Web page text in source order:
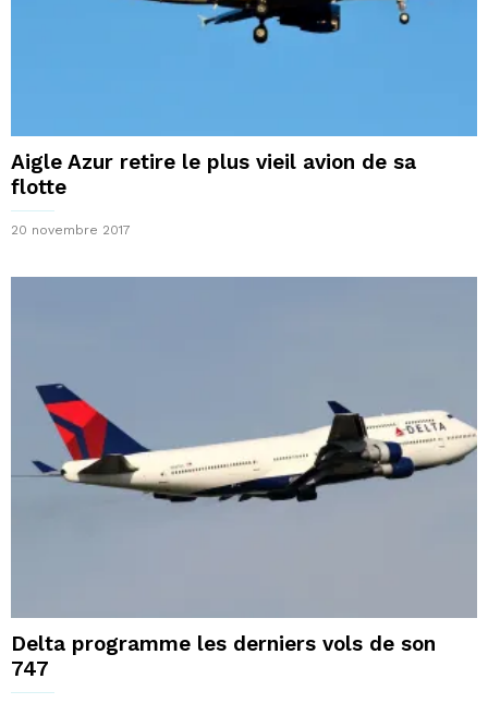
Aigle Azur retire le plus vieil avion de sa
flotte
20 novembre 2017
Delta programme les derniers vols de son
747